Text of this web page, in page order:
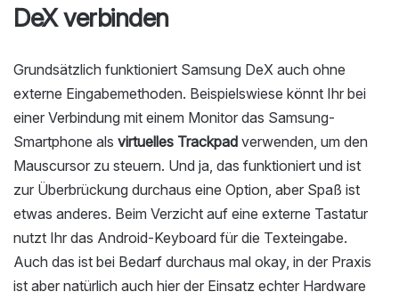
DeX verbinden
Grundsätzlich funktioniert Samsung DeX auch ohne
externe Eingabemethoden. Beispielswiese könnt Ihr bei
einer Verbindung mit einem Monitor das Samsung-
Smartphone als virtuelles Trackpad verwenden, um den
Mauscursor zu steuern. Und ja, das funktioniert und ist
zur Überbrückung durchaus eine Option, aber Spaß ist
etwas anderes. Beim Verzicht auf eine externe Tastatur
nutzt Ihr das Android-Keyboard für die Texteingabe.
Auch das ist bei Bedarf durchaus mal okay, in der Praxis
ist aber natürlich auch hier der Einsatz echter Hardware